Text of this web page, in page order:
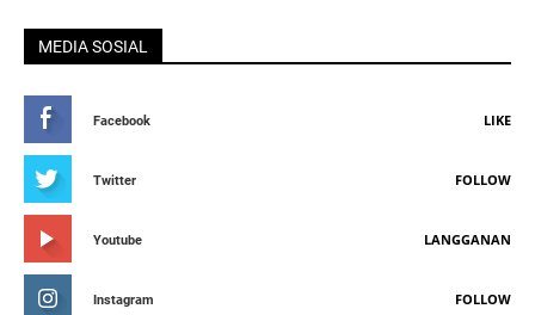
MEDIA SOSIAL
Facebook LIKE
Twitter FOLLOW
Youtube LANGGANAN
Instagram FOLLOW